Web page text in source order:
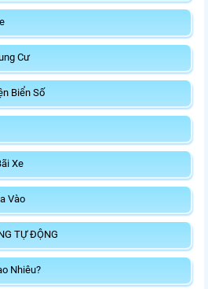
Cư
Biển Số
Xe
Vào
TỰ ĐỘNG
Nhiêu?